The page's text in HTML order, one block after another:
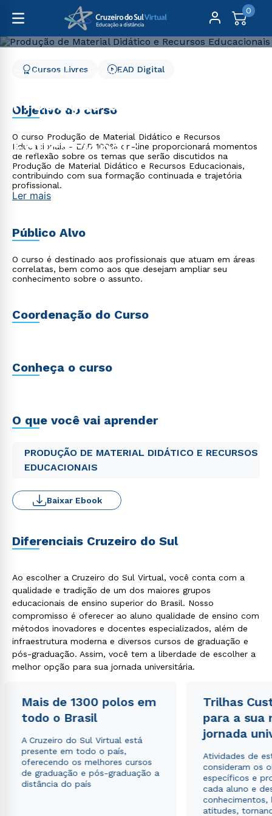
0
Cursos Livres
Educação
Produção de Material
Didático e Recursos
Educacionais
Cursos Livres EAD Digital
Objetivo do curso
O curso Produção de Material Didático e Recursos
Educacionais - EAD 100% on-line proporcionará momentos
de reflexão sobre os temas que serão discutidos na
Produção de Material Didático e Recursos Educacionais,
contribuindo com sua formação continuada e trajetória
profissional.
Ler mais
Público Alvo
O curso é destinado aos profissionais que atuam em áreas
correlatas, bem como aos que desejam ampliar seu
conhecimento sobre o assunto.
Coordenação do Curso
Conheça o curso
O que você vai aprender
PRODUÇÃO DE MATERIAL DIDÁTICO E RECURSOS
EDUCACIONAIS
Baixar Ebook
Diferenciais Cruzeiro do Sul
Ao escolher a Cruzeiro do Sul Virtual, você conta com a
qualidade e tradição de um dos maiores grupos
educacionais de ensino superior do Brasil. Nosso
compromisso é oferecer ao aluno qualidade de ensino com
métodos inovadores e docentes especializados, além de
infraestrutura moderna e diversos cursos de graduação e
pós-graduação. Assim, você tem a liberdade de escolher a
melhor opção para sua jornada universitária.
Mais de 1300 polos em
todo o Brasil
A Cruzeiro do Sul Virtual está
presente em todo o país,
oferecendo os melhores cursos
de graduação e pós-graduação a
distância do país
Trilhas
para a sua
jornada
Atividades de
consideram os
específicos e
cada aluno e
conhecimentos,
atitudes,